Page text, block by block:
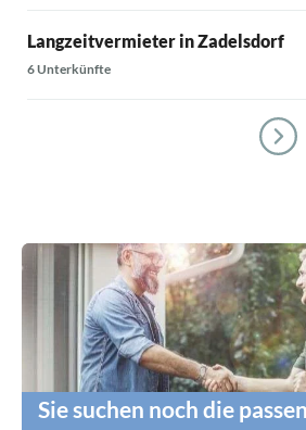
Langzeitvermieter in Zadelsdorf
6 Unterkünfte
Sie suchen noch die